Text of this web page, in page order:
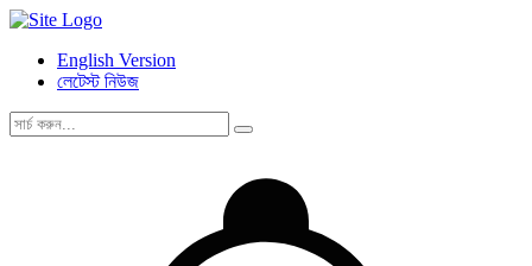
English Version
লেটেস্ট নিউজ